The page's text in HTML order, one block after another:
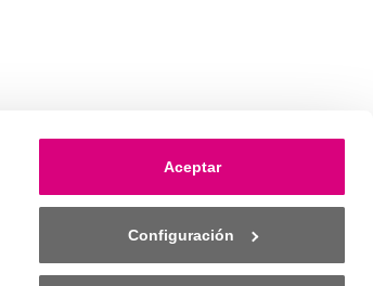
Aceptar
Configuración